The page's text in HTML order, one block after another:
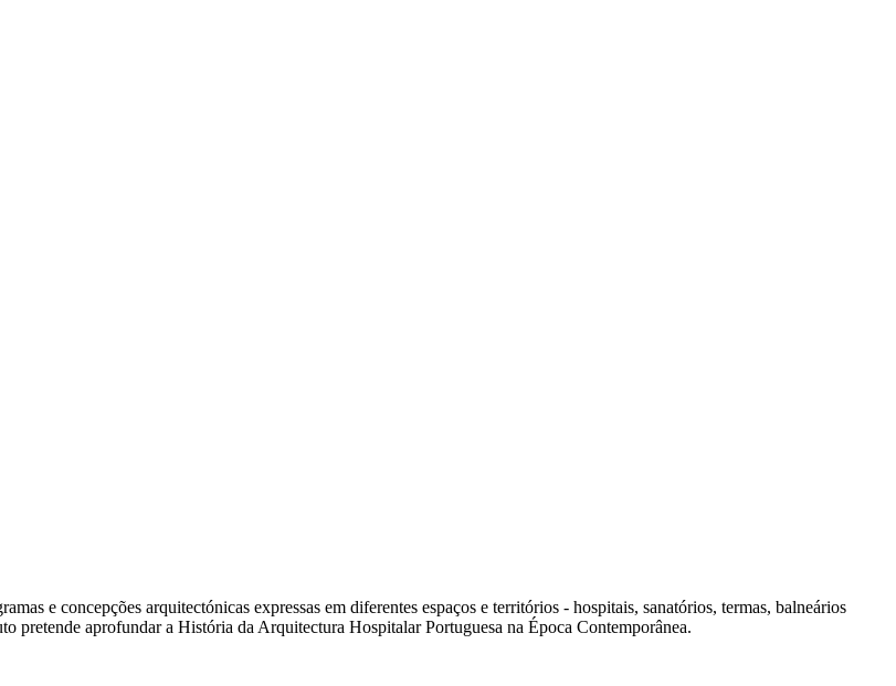
e concepções arquitectónicas expressas em diferentes espaços e territórios - hospitais, sanatórios, termas, balneários
pretende aprofundar a História da Arquitectura Hospitalar Portuguesa na Época Contemporânea.